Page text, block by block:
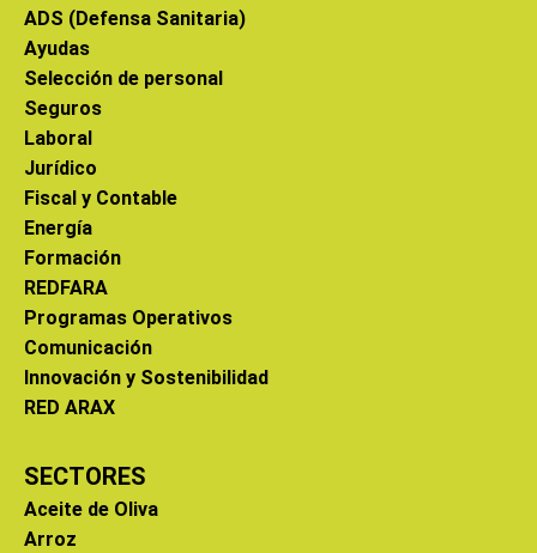
ADS (Defensa Sanitaria)
Ayudas
Selección de personal
Seguros
Laboral
Jurídico
Fiscal y Contable
Energía
Formación
REDFARA
Programas Operativos
Comunicación
Innovación y Sostenibilidad
RED ARAX
SECTORES
Aceite de Oliva
Arroz